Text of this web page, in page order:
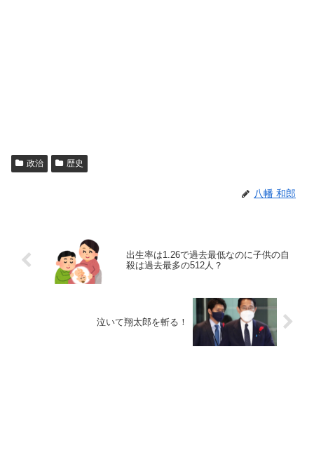
政治 歴史
八幡 和郎
出生率は1.26で過去最低なのに子供の自
殺は過去最多の512人？
泣いて翔太郎を斬る！